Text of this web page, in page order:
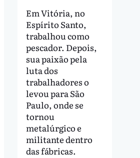
Em Vitória, no
Espírito Santo,
trabalhou como
pescador. Depois,
sua paixão pela
luta dos
trabalhadores o
levou para São
Paulo, onde se
tornou
metalúrgico e
militante dentro
das fábricas.